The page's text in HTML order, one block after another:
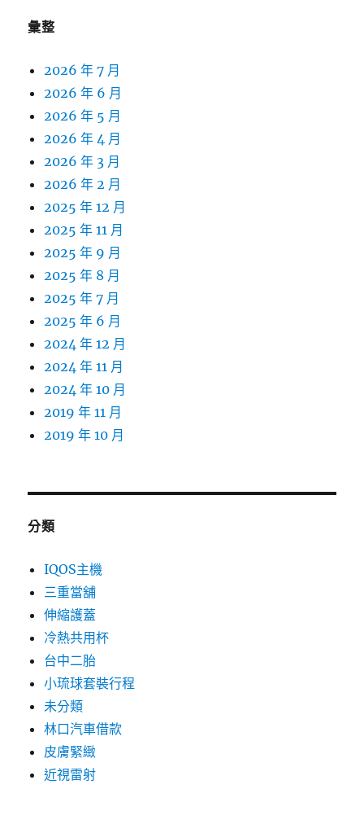
彙整
2026 年 7 月
2026 年 6 月
2026 年 5 月
2026 年 4 月
2026 年 3 月
2026 年 2 月
2025 年 12 月
2025 年 11 月
2025 年 9 月
2025 年 8 月
2025 年 7 月
2025 年 6 月
2024 年 12 月
2024 年 11 月
2024 年 10 月
2019 年 11 月
2019 年 10 月
分類
IQOS主機
三重當舖
伸縮護蓋
冷熱共用杯
台中二胎
小琉球套裝行程
未分類
林口汽車借款
皮膚緊緻
近視雷射